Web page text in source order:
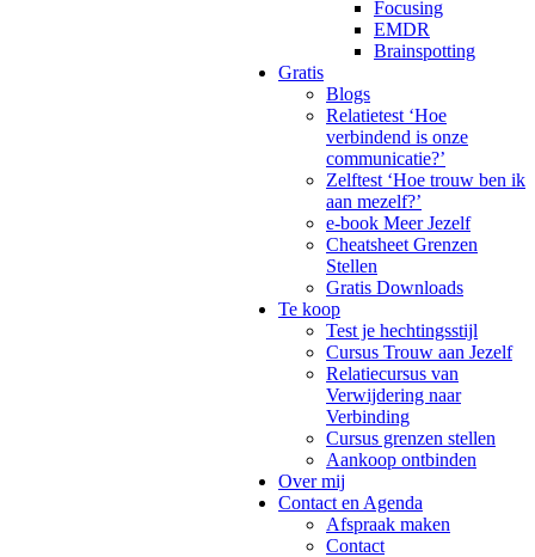
Focusing
EMDR
Brainspotting
Gratis
Blogs
Relatietest ‘Hoe
verbindend is onze
communicatie?’
Zelftest ‘Hoe trouw ben ik
aan mezelf?’
e-book Meer Jezelf
Cheatsheet Grenzen
Stellen
Gratis Downloads
Te koop
Test je hechtingsstijl
Cursus Trouw aan Jezelf
Relatiecursus van
Verwijdering naar
Verbinding
Cursus grenzen stellen
Aankoop ontbinden
Over mij
Contact en Agenda
Afspraak maken
Contact